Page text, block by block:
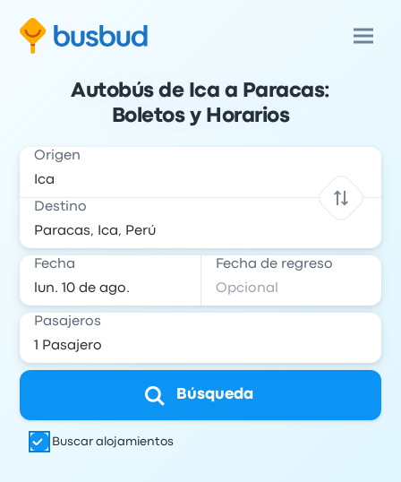
Autobús de Ica a Paracas:
Boletos y Horarios
Origen
Destino
Fecha Fecha de regreso
Pasajeros
Búsqueda
Buscar alojamientos